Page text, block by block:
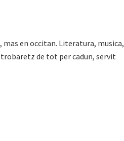
en occitan. Literatura, musica,
de tot per cadun, servit